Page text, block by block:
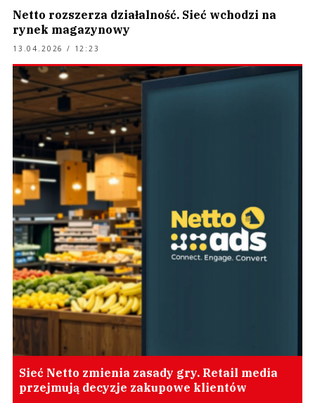
Netto rozszerza działalność. Sieć wchodzi na
rynek magazynowy
13.04.2026 / 12:23
Sieć Netto zmienia zasady gry. Retail media
przejmują decyzje zakupowe klientów